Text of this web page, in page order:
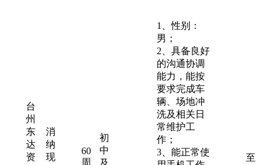
台
州
东
达
资
消
纳
现
60
周
初
中
及
1、性别：
男；
2、具备良好
的沟通协调
能力，能按
要求完成车
辆、场地冲
洗及相关日
常维护工
作；
3、能正常使
至